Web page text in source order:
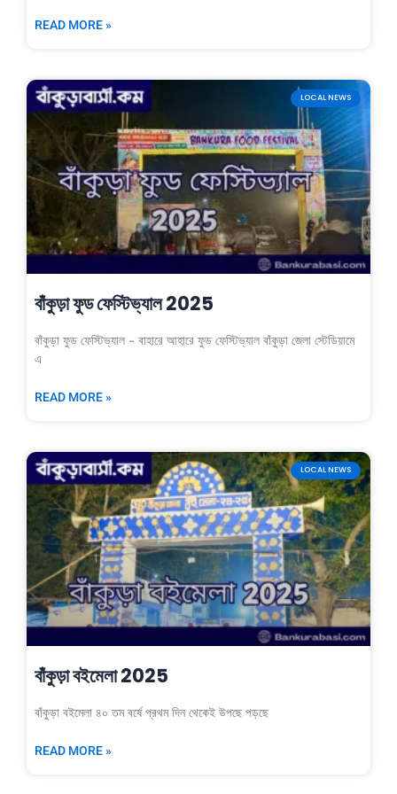
READ MORE »
LOCAL NEWS
বাঁকুড়া ফুড ফেস্টিভ্যাল 2025
বাঁকুড়া ফুড ফেস্টিভ্যাল – বাহারে আহারে ফুড ফেস্টিভ্যাল বাঁকুড়া জেলা স্টেডিয়ামে
এ
READ MORE »
LOCAL NEWS
বাঁকুড়া বইমেলা 2025
বাঁকুড়া বইমেলা ৪০ তম বর্ষে প্রথম দিন থেকেই উপছে পড়ছে
READ MORE »